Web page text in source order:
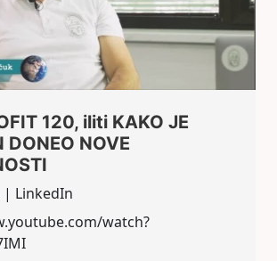
120, iliti KAKO JE
DONEO NOVE
| LinkedIn
watch?